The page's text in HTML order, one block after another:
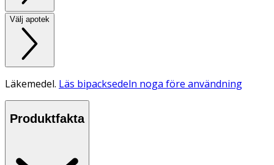
Välj apotek
Läkemedel. Läs bipacksedeln noga före användning
Produktfakta